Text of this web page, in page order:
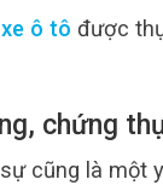
ô tô được
chứng
cũng là một